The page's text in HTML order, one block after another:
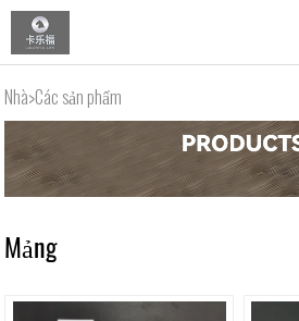
Nhà>Các sản phẩm
Mảng